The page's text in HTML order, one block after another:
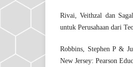
Rivai, Veithzal dan
untuk Perusahaan dari
Robbins, Stephen P &
New Jersey: Pearson